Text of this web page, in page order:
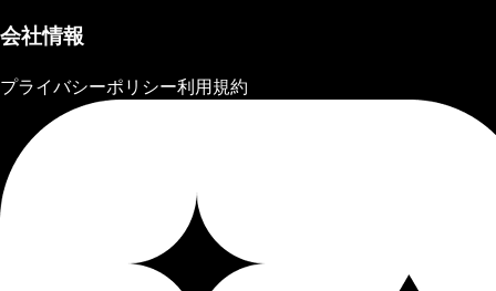
会社情報
プライバシーポリシー利用規約